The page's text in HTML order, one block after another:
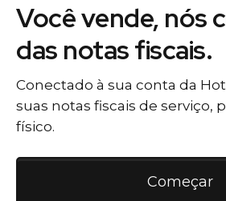
Você vende, nós
das notas fiscais.
Conectado à sua conta da
suas notas fiscais de serviço,
físico.
Começar